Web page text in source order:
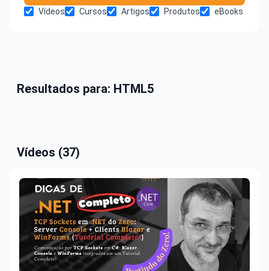
Vídeos Cursos Artigos Produtos eBooks
Resultados para: HTML5
Vídeos (37)